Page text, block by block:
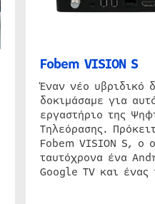
Fobem VISION S
Έναν νέο υβριδικό
δοκιμάσαμε για
εργαστήριο της
Τηλεόρασης.
Fobem VISION S, ο
ταυτόχρονα ένα
Google TV και